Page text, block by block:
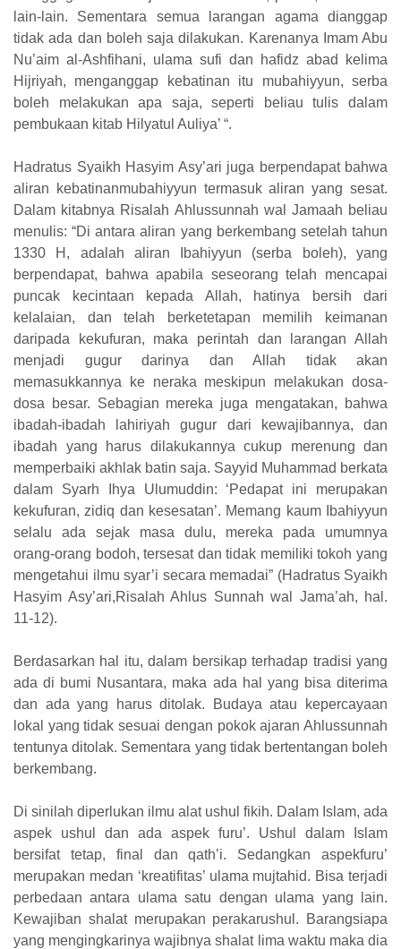
lain-lain. Sementara semua larangan agama dianggap
tidak ada dan boleh saja dilakukan. Karenanya Imam Abu
Nu’aim al-Ashfihani, ulama sufi dan hafidz abad kelima
Hijriyah, menganggap kebatinan itu mubahiyyun, serba
boleh melakukan apa saja, seperti beliau tulis dalam
pembukaan kitab Hilyatul Auliya’ “.
Hadratus Syaikh Hasyim Asy’ari juga berpendapat bahwa
aliran kebatinanmubahiyyun termasuk aliran yang sesat.
Dalam kitabnya Risalah Ahlussunnah wal Jamaah beliau
menulis: “Di antara aliran yang berkembang setelah tahun
1330 H, adalah aliran Ibahiyyun (serba boleh), yang
berpendapat, bahwa apabila seseorang telah mencapai
puncak kecintaan kepada Allah, hatinya bersih dari
kelalaian, dan telah berketetapan memilih keimanan
daripada kekufuran, maka perintah dan larangan Allah
menjadi gugur darinya dan Allah tidak akan
memasukkannya ke neraka meskipun melakukan dosa-
dosa besar. Sebagian mereka juga mengatakan, bahwa
ibadah-ibadah lahiriyah gugur dari kewajibannya, dan
ibadah yang harus dilakukannya cukup merenung dan
memperbaiki akhlak batin saja. Sayyid Muhammad berkata
dalam Syarh Ihya Ulumuddin: ‘Pedapat ini merupakan
kekufuran, zidiq dan kesesatan’. Memang kaum Ibahiyyun
selalu ada sejak masa dulu, mereka pada umumnya
orang-orang bodoh, tersesat dan tidak memiliki tokoh yang
mengetahui ilmu syar’i secara memadai” (Hadratus Syaikh
Hasyim Asy’ari,Risalah Ahlus Sunnah wal Jama’ah, hal.
11-12).
Berdasarkan hal itu, dalam bersikap terhadap tradisi yang
ada di bumi Nusantara, maka ada hal yang bisa diterima
dan ada yang harus ditolak. Budaya atau kepercayaan
lokal yang tidak sesuai dengan pokok ajaran Ahlussunnah
tentunya ditolak. Sementara yang tidak bertentangan boleh
berkembang.
Di sinilah diperlukan ilmu alat ushul fikih. Dalam Islam, ada
aspek ushul dan ada aspek furu’. Ushul dalam Islam
bersifat tetap, final dan qath’i. Sedangkan aspekfuru’
merupakan medan ‘kreatifitas’ ulama mujtahid. Bisa terjadi
perbedaan antara ulama satu dengan ulama yang lain.
Kewajiban shalat merupakan perakarushul. Barangsiapa
yang mengingkarinya wajibnya shalat lima waktu maka dia